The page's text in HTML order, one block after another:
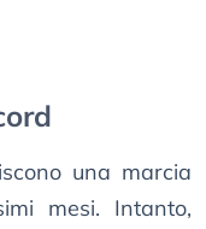
una marcia
mesi. Intanto,